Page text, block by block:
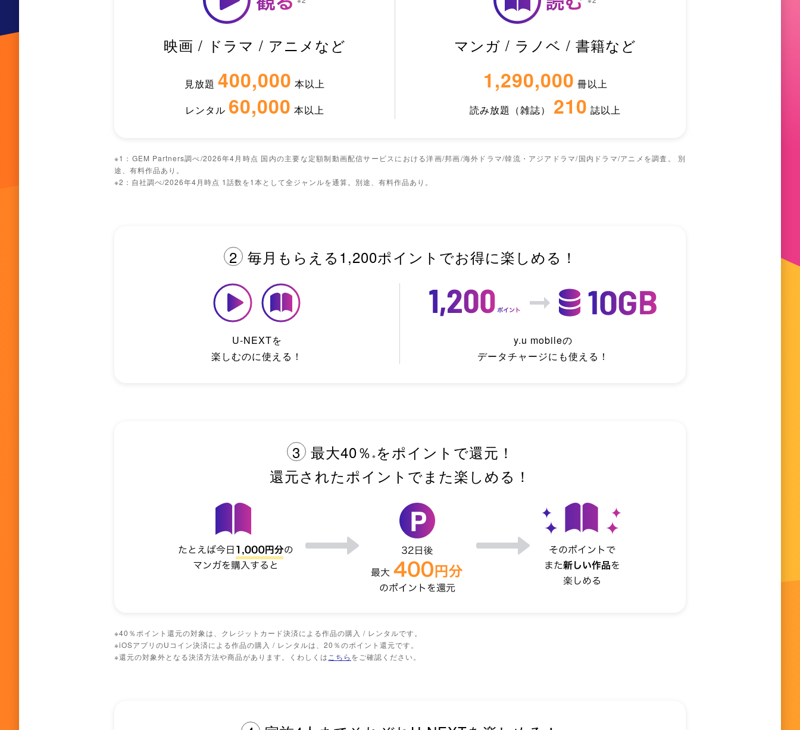
映画 / ドラマ / アニメなど
見放題 400,000 本以上
レンタル 60,000 本以上
マンガ / ラノベ / 書籍など
1,290,000 冊以上
読み放題（雑誌） 210 誌以上
※1：GEM Partners調べ/2026年4月時点 国内の主要な定額制動画配信サービスにおける洋画/邦画/海外ドラマ/韓流・アジアドラマ/国内ドラマ/アニメを調査。 別
途、有料作品あり。
※2：⾃社調べ/2026年4月時点 1話数を1本として全ジャンルを通算。別途、有料作品あり。
2 毎⽉もらえる 1,200ポイントでお得に楽しめる！
U-NEXTを
楽しむのに使える！
y.u mobileの
データチャージにも使える！
3 最⼤40％ ※ をポイントで還元！
還元されたポイントでまた楽しめる！
※40％ポイント還元の対象は、クレジットカード決済による作品の購入 / レンタルです。
※iOSアプリのUコイン決済による作品の購入 / レンタルは、20％のポイント還元です。
※還元の対象外となる決済方法や商品があります。くわしくは こちら をご確認ください。